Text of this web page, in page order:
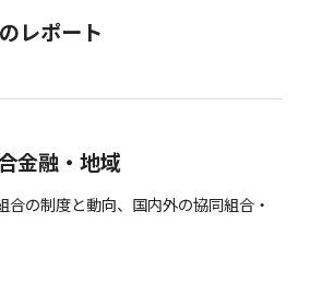
レポート
金融・地域
合の制度と動向、国内外の協同組合・